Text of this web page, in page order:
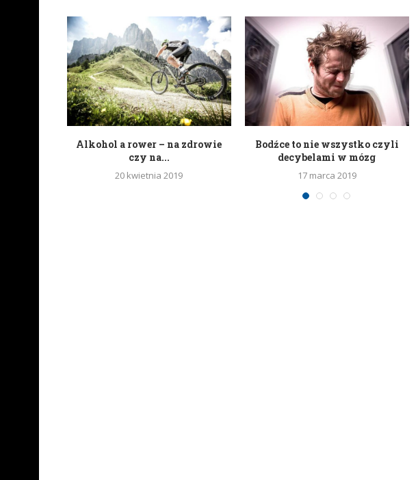
Alkohol a rower – na zdrowie
czy na...
20 kwietnia 2019
Bodźce to nie wszystko czyli
decybelami w mózg
17 marca 2019